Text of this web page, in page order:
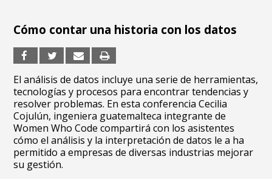
Cómo contar una historia con los datos
El análisis de datos incluye una serie de herramientas,
tecnologías y procesos para encontrar tendencias y
resolver problemas. En esta conferencia Cecilia
Cojulún, ingeniera guatemalteca integrante de
Women Who Code compartirá con los asistentes
cómo el análisis y la interpretación de datos le a ha
permitido a empresas de diversas industrias mejorar
su gestión.